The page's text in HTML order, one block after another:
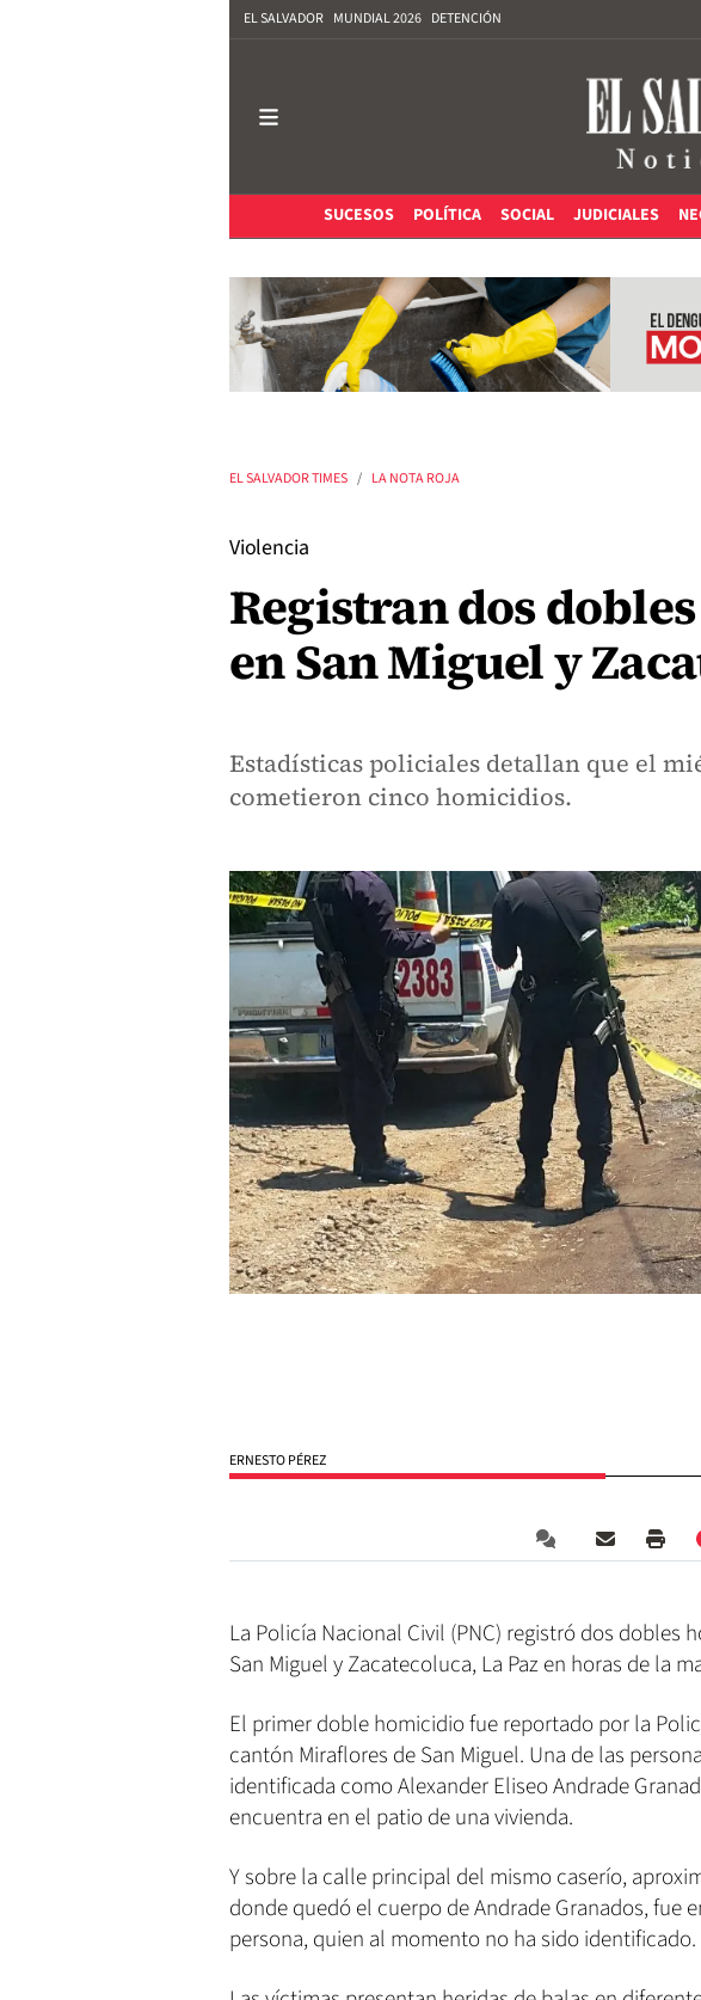
EL SALVADOR MUNDIAL 2026 DETENCIÓN
SUCESOS
POLÍTICA SOCIAL JUDICIALES
EL SALVADOR TIMES LA NOTA ROJA
Violencia
Registran dos
en San Miguel y
Estadísticas policiales detallan que el
cometieron cinco homicidios.
ERNESTO PÉREZ
La Policía Nacional Civil (PNC) registró dos dobles
San Miguel y Zacatecoluca, La Paz en horas de la
El primer doble homicidio fue reportado por la
cantón Miraflores de San Miguel. Una de las
identificada como Alexander Eliseo Andrade
encuentra en el patio de una vivienda.
Y sobre la calle principal del mismo caserío,
donde quedó el cuerpo de Andrade Granados, fue
persona, quien al momento no ha sido identificado.